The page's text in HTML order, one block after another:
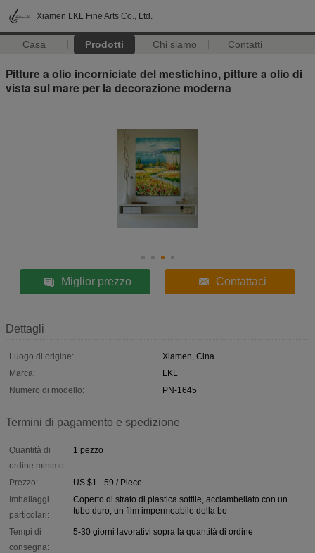
Xiamen LKL Fine Arts Co., Ltd.
Casa Prodotti Chi siamo Contatti
Pitture a olio incorniciate del mestichino, pitture a olio di
vista sul mare per la decorazione moderna
Miglior prezzo Contattaci
Dettagli
Luogo di origine:
Xiamen, Cina
Marca:
LKL
Numero di modello:
PN-1645
Termini di pagamento e spedizione
Quantità di
ordine minimo:
1 pezzo
Prezzo:
US $1 - 59 / Piece
Imballaggi
particolari:
Coperto di strato di plastica sottile, acciambellato con un
tubo duro, un film impermeabile della bo
Tempi di
consegna:
5-30 giorni lavorativi sopra la quantità di ordine